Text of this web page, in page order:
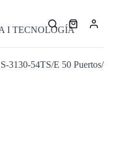
I TECNOLOGÍACarro
compra